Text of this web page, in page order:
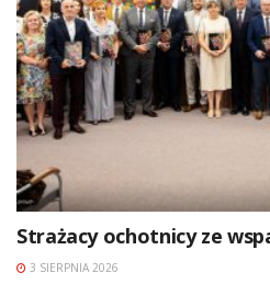
Strażacy ochotnicy ze
3 SIERPNIA 2026